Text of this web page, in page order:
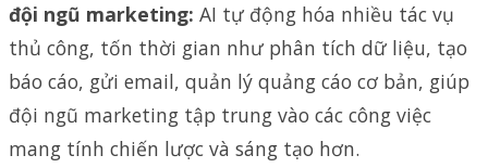
đội ngũ marketing: AI tự động hóa nhiều tác vụ
thủ công, tốn thời gian như phân tích dữ liệu, tạo
báo cáo, gửi email, quản lý quảng cáo cơ bản, giúp
đội ngũ marketing tập trung vào các công việc
mang tính chiến lược và sáng tạo hơn.